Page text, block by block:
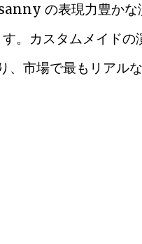
の表現力豊かな
。カスタムメイド
、市場で最もリアル